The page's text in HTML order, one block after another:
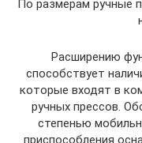
По размерам ручные
Расширению
способствует
которые входят в
ручных прессов.
степенью
приспособления